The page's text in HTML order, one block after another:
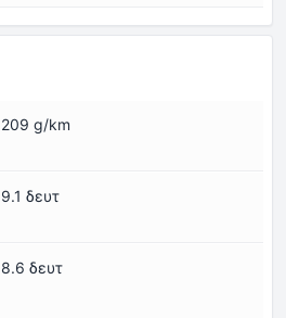
209 g/km
9.1 δευτ
8.6 δευτ